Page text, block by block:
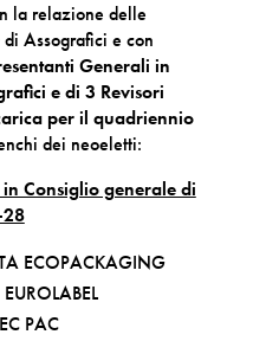
la relazione delle
Assografici e con
Generali in
e di 3 Revisori
per il quadriennio
dei neoeletti:
Consiglio generale di
ECOPACKAGING
PAC